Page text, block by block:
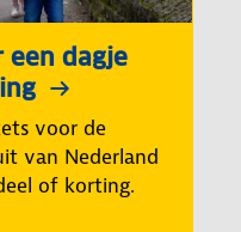
een dagje
voor de
van Nederland
of korting.